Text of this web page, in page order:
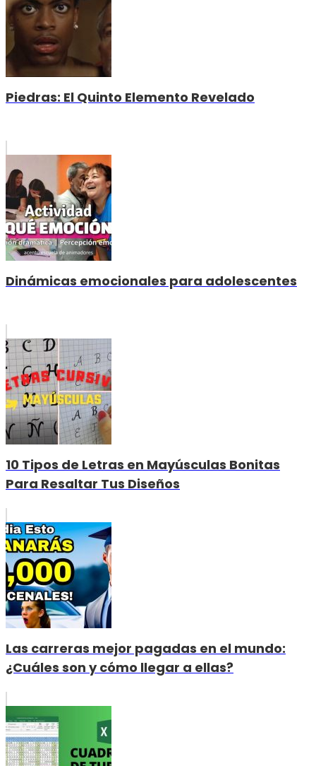
Piedras: El Quinto Elemento Revelado
Dinámicas emocionales para adolescentes
10 Tipos de Letras en Mayúsculas Bonitas
Para Resaltar Tus Diseños
Las carreras mejor pagadas en el mundo:
¿Cuáles son y cómo llegar a ellas?